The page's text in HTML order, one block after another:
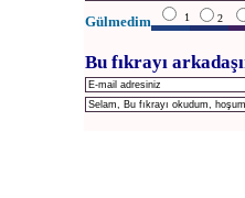
Gülmedim 1 2
Bu fıkrayı